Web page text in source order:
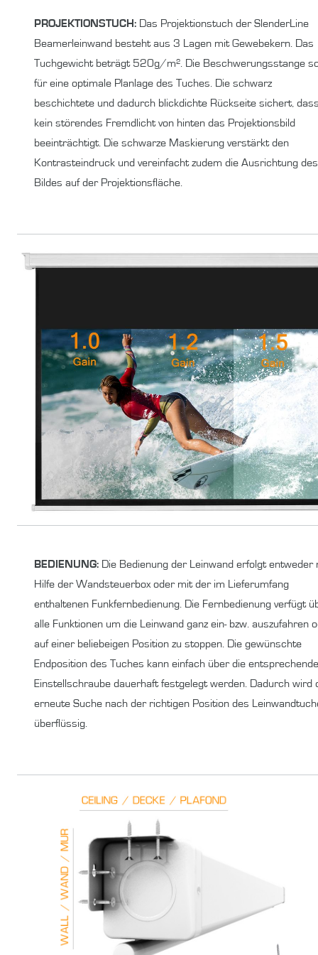
PROJEKTIONSTUCH: Das Projektionstuch der SlenderLine
Beamerleinwand besteht aus 3 Lagen mit Gewebekern. Das
Tuchgewicht beträgt 520g/m². Die Beschwerungsstange
für eine optimale Planlage des Tuches. Die schwarz
beschichtete und dadurch blickdichte Rückseite sichert,
kein störendes Fremdlicht von hinten das Projektionsbild
beeinträchtigt. Die schwarze Maskierung verstärkt den
Kontrasteindruck und vereinfacht zudem die Ausrichtung des
Bildes auf der Projektionsfläche.
BEDIENUNG: Die Bedienung der Leinwand erfolgt entweder
Hilfe der Wandsteuerbox oder mit der im Lieferumfang
enthaltenen Funkfernbedienung. Die Fernbedienung verfügt
alle Funktionen um die Leinwand ganz ein- bzw. auszufahren
auf einer beliebeigen Position zu stoppen. Die gewünschte
Endposition des Tuches kann einfach über die entsprechende
Einstellschraube dauerhaft festgelegt werden. Dadurch wird
erneute Suche nach der richtigen Position des
überflüssig.